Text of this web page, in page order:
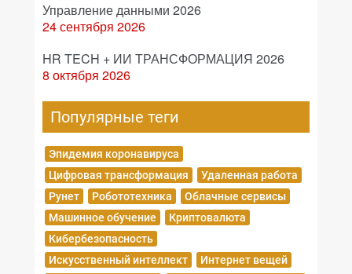
Управление данными 2026
24 сентября 2026
HR TECH + ИИ ТРАНСФОРМАЦИЯ 2026
8 октября 2026
Популярные теги
Эпидемия коронавируса
Цифровая трансформация
Удаленная работа
Рунет
Робототехника
Облачные сервисы
Машинное обучение
Криптовалюта
Кибербезопасность
Искусственный интеллект
Интернет вещей